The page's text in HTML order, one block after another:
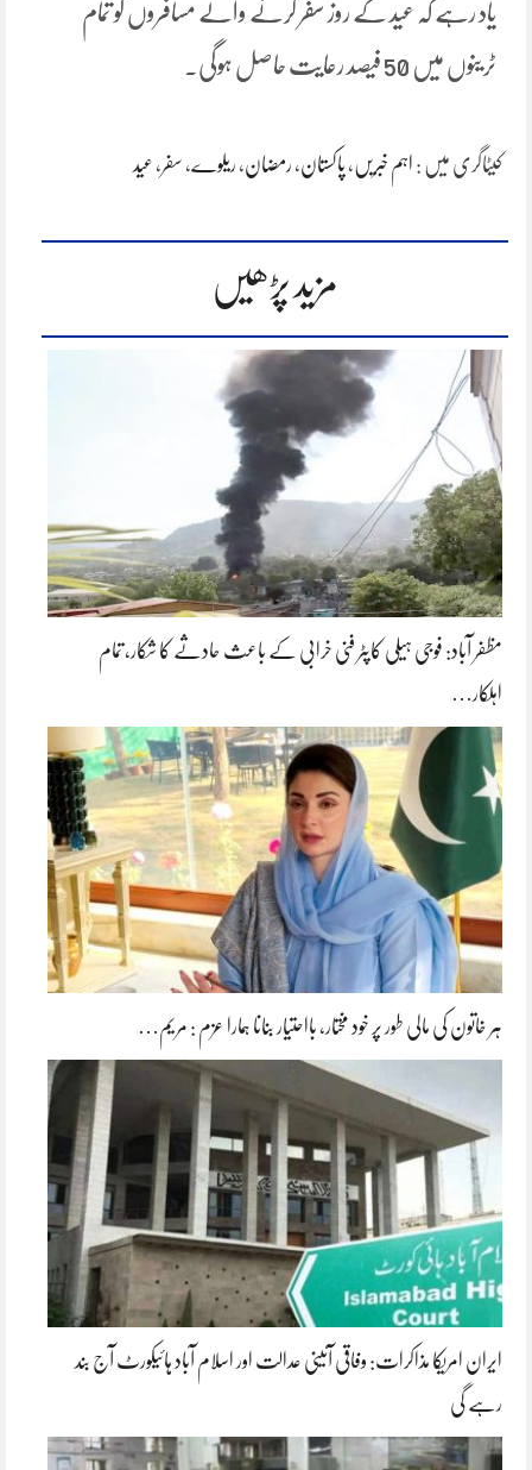
یاد رہے کہ عید کے روز سفر کرنے والے مسافروں کو تمام
ٹرینوں میں 50 فیصد رعایت حاصل ہوگی۔
کیٹاگری میں : اہم خبریں، پاکستان، رمضان، ریلوے، سفر، عید
مزید پڑھیں
مظفر آباد: فوجی ہیلی کاپٹر فنی خرابی کے باعث حادثے کا شکار، تمام
اہلکار…
ہر خاتون کی مالی طور پر خود مختار، بااحتیار بنانا ہمارا عزم : مریم…
ایران امریکا مذاکرات: وفاقی آئینی عدالت اور اسلام آباد ہائیکورٹ آج بند
رہے گی